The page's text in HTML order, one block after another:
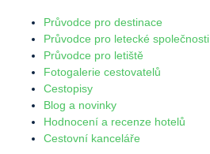
Průvodce pro destinace
Průvodce pro letecké společnosti
Průvodce pro letiště
Fotogalerie cestovatelů
Cestopisy
Blog a novinky
Hodnocení a recenze hotelů
Cestovní kanceláře